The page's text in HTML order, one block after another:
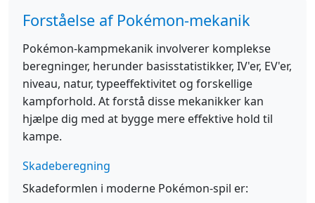
Forståelse af Pokémon-mekanik
Pokémon-kampmekanik involverer komplekse
beregninger, herunder basisstatistikker, IV'er, EV'er,
niveau, natur, typeeffektivitet og forskellige
kampforhold. At forstå disse mekanikker kan
hjælpe dig med at bygge mere effektive hold til
kampe.
Skadeberegning
Skadeformlen i moderne Pokémon-spil er: